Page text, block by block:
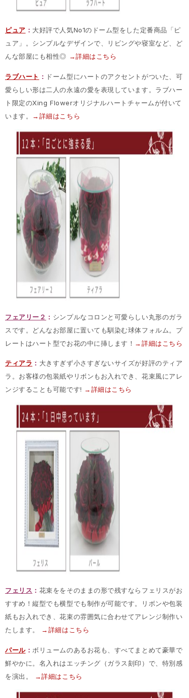
ピュア ： 大好評で人気No1のドーム型をした定番商品「ピ
ュア」。シンプルなデザインで、リビングや寝室など、ど
んな部屋にも相性◎ →詳細はこちら
ラブハート ： ドーム型にハートのアクセントがついた、可
愛らしい形は二人の永遠の愛を表現しています。ラブハー
ト限定のXing Flowerオリジナルハートチャームが付いて
います。
→詳細はこちら
フェアリー２ ： シンプルなコロンと可愛らしい丸形のガラ
スです。どんなお部屋に置いても馴染む球体フォルム。プ
レートはハート型でお花の中に挿します！ →詳細はこちら
ティアラ ： 大きすぎず小さすぎないサイズが好評のティア
ラ。お客様の包装紙やリボンもお入れでき、花束風にアレ
ンジすることも可能です! →詳細はこちら
フェリス ： 花束ををそのままの形で残すならフェリスがお
すすめ！縦型でも横型でも制作が可能です。リボンや包装
紙もお入れでき、花束の雰囲気に合わせてアレンジ制作い
たします。
→詳細はこちら
パール： ボリュームのあるお花も、すべてまとめて豪華で
鮮やかに。名入れはエッチング（ガラス刻印）で、特別感
を演出。
→詳細はこちら